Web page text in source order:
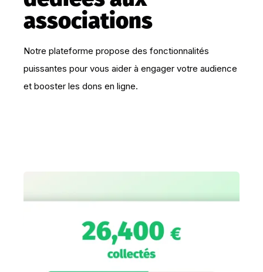
associations
Notre plateforme propose des fonctionnalités
puissantes pour vous aider à engager votre audience
et booster les dons en ligne.